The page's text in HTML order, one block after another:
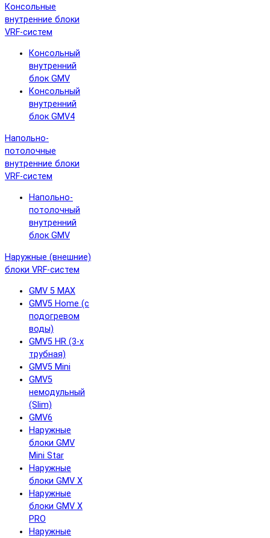
Консольные
внутренние блоки
VRF-систем
Консольный
внутренний
блок GMV
Консольный
внутренний
блок GMV4
Напольно-
потолочные
внутренние блоки
VRF-систем
Напольно-
потолочный
внутренний
блок GMV
Наружные (внешние)
блоки VRF-систем
GMV 5 MAX
GMV5 Home (с
подогревом
воды)
GMV5 HR (3-х
трубная)
GMV5 Mini
GMV5
немодульный
(Slim)
GMV6
Наружные
блоки GMV
Mini Star
Наружные
блоки GMV X
Наружные
блоки GMV X
PRO
Наружные